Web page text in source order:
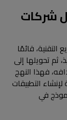
شركات
قائمًا
ثم تحويلها إلى
فهذا النهج
التطبيقات
في